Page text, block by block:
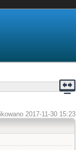
2017-11-30 15:23